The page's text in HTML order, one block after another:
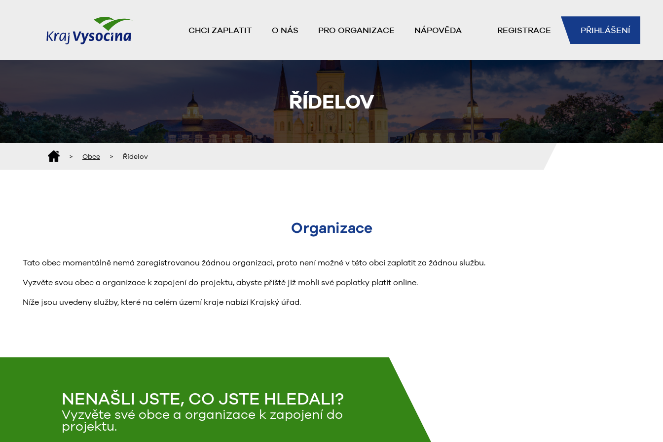
CHCI ZAPLATIT O NÁS PRO ORGANIZACE NÁPOVĚDA REGISTRACE PŘIHLÁŠENÍ
ŘÍDELOV
> Obce > Řídelov
Organizace
Tato obec momentálně nemá zaregistrovanou žádnou organizaci, proto není možné v této obci zaplatit za žádnou službu.
Vyzvěte svou obec a organizace k zapojení do projektu, abyste příště již mohli své poplatky platit online.
Níže jsou uvedeny služby, které na celém území kraje nabízí Krajský úřad.
NENAŠLI JSTE, CO JSTE HLEDALI?
Vyzvěte své obce a organizace k zapojení do
projektu.